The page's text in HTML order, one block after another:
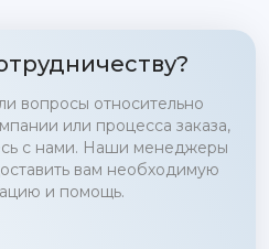
вопросы относительно
или процесса заказа,
с нами. Наши менеджеры
вам необходимую
и помощь.